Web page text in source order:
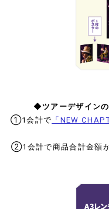
◆ツアーデザイン
①1会計で 「NEW
②1会計で商品合計金額